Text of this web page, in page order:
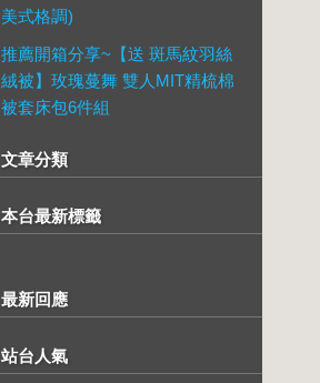
美式格調)
推薦開箱分享~【送 斑馬紋羽絲
絨被】玫瑰蔓舞 雙人MIT精梳棉
被套床包6件組
文章分類
本台最新標籤
最新回應
站台人氣